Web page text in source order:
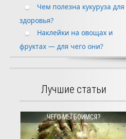
Чем полезна кукуруза для
здоровья?
Наклейки на овощах и
фруктах — для чего они?
Лучшие статьи
ЧЕГО МЫ БОИМСЯ?